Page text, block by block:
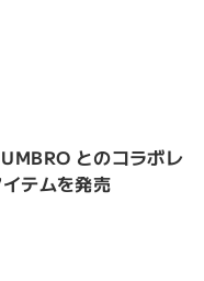
とのコラボレ
テムを発売